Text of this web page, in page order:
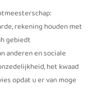
rekening houden met
gebiedt
anderen en sociale
het kwaad
opdat u er van moge